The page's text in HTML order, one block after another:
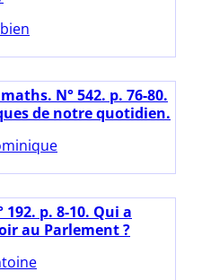
N° 542. p. 76-80.
de notre quotidien.
192. p. 8-10. Qui a
au Parlement ?